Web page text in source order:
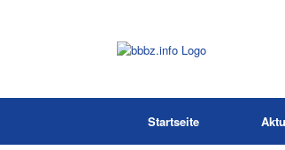
Startseite